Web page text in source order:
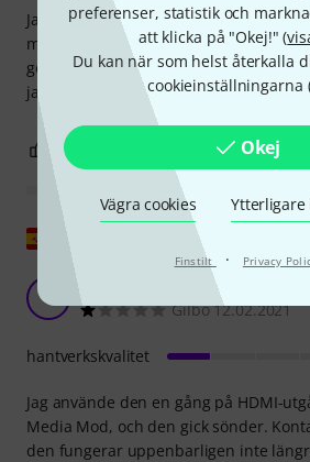
preferenser, statistik och
att klicka på "Okej!" (
Du kan när som helst återkalla
cookieinställningarna
Okej
Vägra cookies
Finstilt · Privacy
Jag använder adaptern för att streama
min Sony Alpha till en videomixer.
gör precis vad den lovar. 1080p60
jag har dock inte testat Ultra HD än.
ANMÄL RECENSION
G Mycket dålig tillverkning
Gilbo 12.02.2021
Jag använde den en gång på HDMI-
Media Mod, och den gick sönder.
den fungerar uppenbarligen inte
hantverkskvalitet